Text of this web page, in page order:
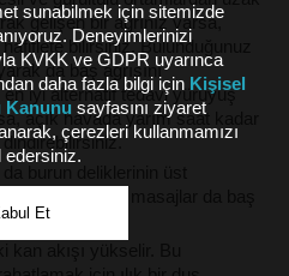
sunabilmek için sitemizde
Deneyimlerinizi
KVKK ve GDPR uyarınca
daha fazla bilgi için Kişisel
Kanunu sayfasını ziyaret
çerezleri kullanmamızı
edersiniz.
Et
gelişen bir ağrınız varsa,
hafiflete bilirsiniz. Bulunduğunuz
da baş ağrısını
en iyi alternatif tedavi yürüyüş
açık havada yarım saat kadar
dindirebilirsiniz.